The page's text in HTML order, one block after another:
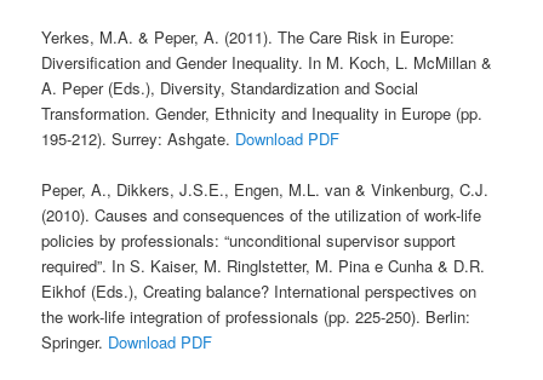
Yerkes, M.A. & Peper, A. (2011). The Care Risk in Europe:
Diversification and Gender Inequality. In M. Koch, L. McMillan &
A. Peper (Eds.), Diversity, Standardization and Social
Transformation. Gender, Ethnicity and Inequality in Europe (pp.
195-212). Surrey: Ashgate. Download PDF
Peper, A., Dikkers, J.S.E., Engen, M.L. van & Vinkenburg, C.J.
(2010). Causes and consequences of the utilization of work-life
policies by professionals: “unconditional supervisor support
required”. In S. Kaiser, M. Ringlstetter, M. Pina e Cunha & D.R.
Eikhof (Eds.), Creating balance? International perspectives on
the work-life integration of professionals (pp. 225-250). Berlin:
Springer. Download PDF